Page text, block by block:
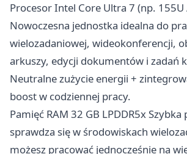
Procesor Intel Core Ultra 7 (np. 155U
Nowoczesna jednostka idealna do
wielozadaniowej, wideokonferencji,
arkuszy, edycji dokumentów i zadań
Neutralne zużycie energii +
boost w codziennej pracy.
Pamięć RAM 32 GB LPDDR5x
sprawdza się w środowiskach
możesz pracować jednocześnie na